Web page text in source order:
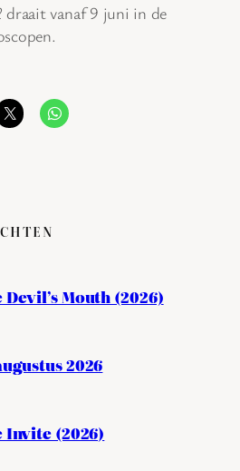
draait vanaf 9 juni in de
Devil’s Mouth (2026)
2026
Invite (2026)